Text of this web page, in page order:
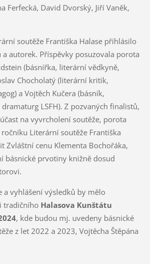
Ferfecká, David Dvorský, Jiří Vaněk,
soutěže Františka Halase přihlásilo
a autorek. Příspěvky posuzovala porota
(básnířka, literární vědkyně,
Chocholatý (literární kritik,
a Vojtěch Kučera (básník,
LSFH). Z pozvaných finalistů,
na vyvrcholení soutěže, porota
Literární soutěže Františka
Zvláštní cenu Klementa Bochořáka,
básnické prvotiny knižně dosud
a vyhlášení výsledků by mělo
tradičního Halasova Kunštátu
, kde budou mj. uvedeny básnické
z let 2022 a 2023, Vojtěcha Štěpána